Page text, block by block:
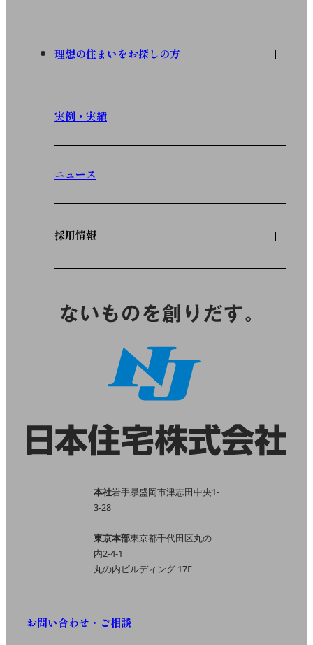
理想の住まいをお探しの方
実例・実績
ニュース
採用情報
本社岩手県盛岡市津志田中央1-
3-28
東京本部東京都千代田区丸の
内2-4-1
丸の内ビルディング 17F
お問い合わせ・ご相談